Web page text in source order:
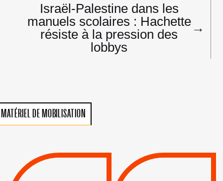
Israël-Palestine dans les
manuels scolaires : Hachette
résiste à la pression des
lobbys
→
MATÉRIEL DE MOBILISATION
VIOLATIONS DES